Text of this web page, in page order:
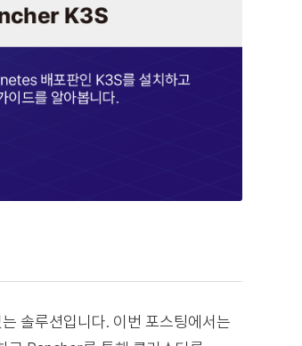
솔루션입니다. 이번 포스팅에서는